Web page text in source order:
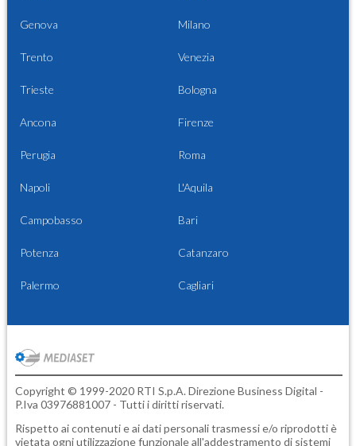
Genova Milano
Trento Venezia
Trieste Bologna
Ancona Firenze
Perugia Roma
Napoli L'Aquila
Campobasso Bari
Potenza Catanzaro
Palermo Cagliari
Copyright © 1999-2020 RTI S.p.A. Direzione Business Digital -
P.Iva 03976881007 - Tutti i diritti riservati.
Rispetto ai contenuti e ai dati personali trasmessi e/o riprodotti è
vietata ogni utilizzazione funzionale all'addestramento di sistemi